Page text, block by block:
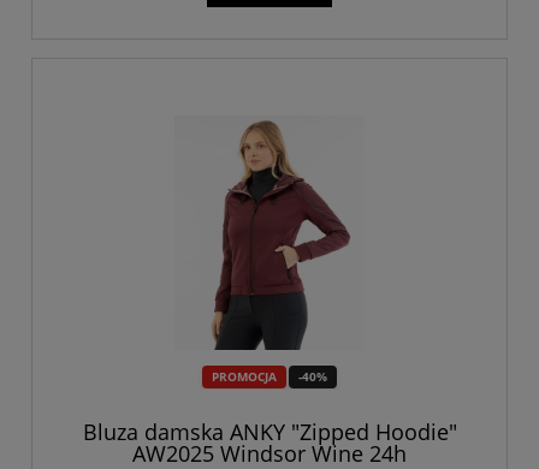
PROMOCJA -40%
Bluza damska ANKY "Zipped Hoodie"
AW2025 Windsor Wine 24h